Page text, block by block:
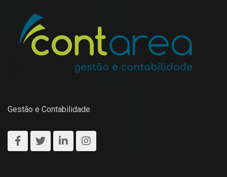
Gestão e Contabilidade